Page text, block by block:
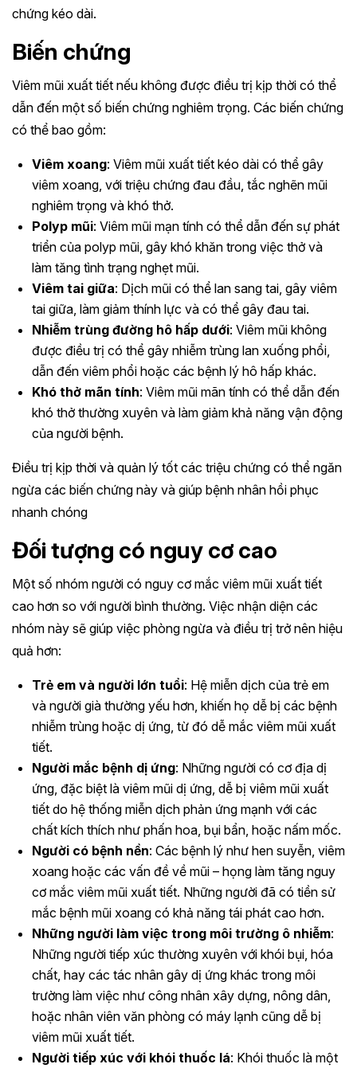
chứng kéo dài.
Biến chứng
Viêm mũi xuất tiết nếu không được điều trị kịp thời có thể
dẫn đến một số biến chứng nghiêm trọng. Các biến chứng
có thể bao gồm:
Viêm xoang: Viêm mũi xuất tiết kéo dài có thể gây
viêm xoang, với triệu chứng đau đầu, tắc nghẽn mũi
nghiêm trọng và khó thở.
Polyp mũi: Viêm mũi mạn tính có thể dẫn đến sự phát
triển của polyp mũi, gây khó khăn trong việc thở và
làm tăng tình trạng nghẹt mũi.
Viêm tai giữa: Dịch mũi có thể lan sang tai, gây viêm
tai giữa, làm giảm thính lực và có thể gây đau tai.
Nhiễm trùng đường hô hấp dưới: Viêm mũi không
được điều trị có thể gây nhiễm trùng lan xuống phổi,
dẫn đến viêm phổi hoặc các bệnh lý hô hấp khác.
Khó thở mãn tính: Viêm mũi mãn tính có thể dẫn đến
khó thở thường xuyên và làm giảm khả năng vận động
của người bệnh.
Điều trị kịp thời và quản lý tốt các triệu chứng có thể ngăn
ngừa các biến chứng này và giúp bệnh nhân hồi phục
nhanh chóng
Đối tượng có nguy cơ cao
Một số nhóm người có nguy cơ mắc viêm mũi xuất tiết
cao hơn so với người bình thường. Việc nhận diện các
nhóm này sẽ giúp việc phòng ngừa và điều trị trở nên hiệu
quả hơn:
Trẻ em và người lớn tuổi: Hệ miễn dịch của trẻ em
và người già thường yếu hơn, khiến họ dễ bị các bệnh
nhiễm trùng hoặc dị ứng, từ đó dễ mắc viêm mũi xuất
tiết.
Người mắc bệnh dị ứng: Những người có cơ địa dị
ứng, đặc biệt là viêm mũi dị ứng, dễ bị viêm mũi xuất
tiết do hệ thống miễn dịch phản ứng mạnh với các
chất kích thích như phấn hoa, bụi bẩn, hoặc nấm mốc.
Người có bệnh nền: Các bệnh lý như hen suyễn, viêm
xoang hoặc các vấn đề về mũi – họng làm tăng nguy
cơ mắc viêm mũi xuất tiết. Những người đã có tiền sử
mắc bệnh mũi xoang có khả năng tái phát cao hơn.
Những người làm việc trong môi trường ô nhiễm:
Những người tiếp xúc thường xuyên với khói bụi, hóa
chất, hay các tác nhân gây dị ứng khác trong môi
trường làm việc như công nhân xây dựng, nông dân,
hoặc nhân viên văn phòng có máy lạnh cũng dễ bị
viêm mũi xuất tiết.
Người tiếp xúc với khói thuốc lá: Khói thuốc là một